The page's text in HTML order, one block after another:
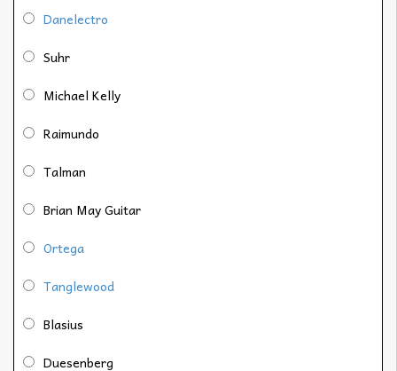
Danelectro
Suhr
Michael Kelly
Raimundo
Talman
Brian May Guitar
Ortega
Tanglewood
Blasius
Duesenberg